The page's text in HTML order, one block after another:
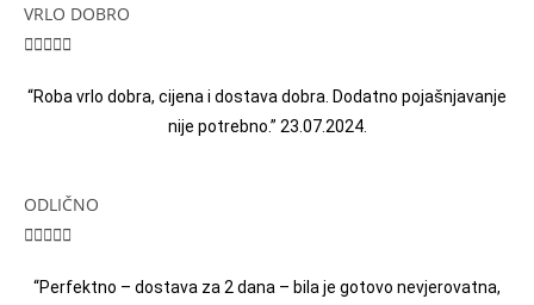
VRLO DOBRO

“Roba vrlo dobra, cijena i dostava dobra. Dodatno pojašnjavanje
nije potrebno.” 23.07.2024.
ODLIČNO

“Perfektno – dostava za 2 dana – bila je gotovo nevjerovatna,